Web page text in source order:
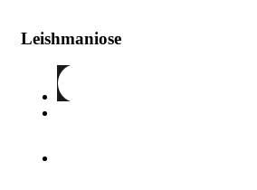
Leishmaniose